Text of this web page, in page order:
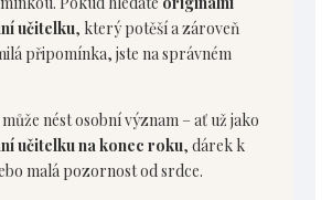
učitelku, který potěší a zároveň
připomínka, jste na správném
nést osobní význam – ať už jako
učitelku na konec roku, dárek k
malá pozornost od srdce.